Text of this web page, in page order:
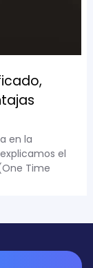
en la
el
Time